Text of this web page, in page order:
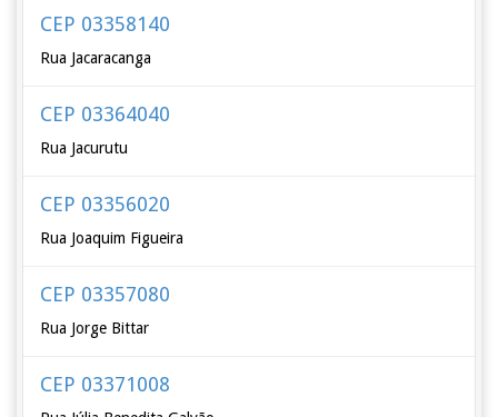
CEP 03358140
Rua Jacaracanga
CEP 03364040
Rua Jacurutu
CEP 03356020
Rua Joaquim Figueira
CEP 03357080
Rua Jorge Bittar
CEP 03371008